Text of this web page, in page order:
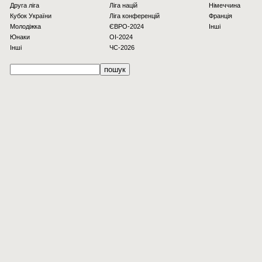
Друга ліга
Кубок України
Молодіжка
Юнаки
Інші
Ліга націй
Ліга конференцій
ЄВРО-2024
OI-2024
ЧС-2026
Німеччина
Франція
Інші